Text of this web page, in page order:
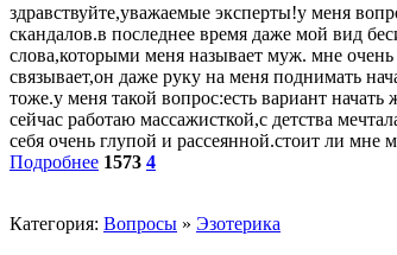
здравствуйте,уважаемые эксперты!у меня
скандалов.в последнее время даже мой вид
слова,которыми меня называет муж. мне
связывает,он даже руку на меня поднимать
тоже.у меня такой вопрос:есть вариант
сейчас работаю массажисткой,с детства
себя очень глупой и рассеянной.стоит ли мне
Подробнее 1573 4
Категория: Вопросы » Эзотерика